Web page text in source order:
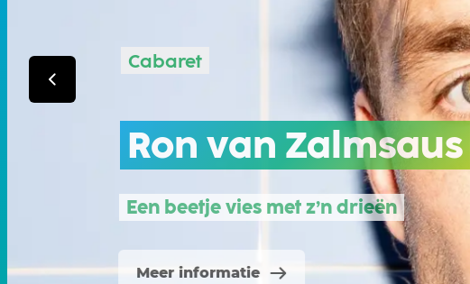
Cabaret
Ron van Zalmsaus
Een beetje vies met z’n drieën
Meer informatie